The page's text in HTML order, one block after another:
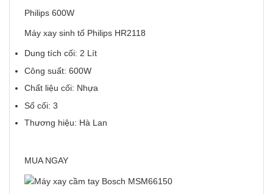
Philips 600W
Máy xay sinh tố Philips HR2118
Dung tích cối: 2 Lít
Công suất: 600W
Chất liệu cối: Nhựa
Số cối: 3
Thương hiệu: Hà Lan
MUA NGAY